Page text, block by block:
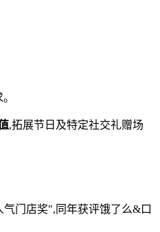
,拓展节日及特定社交礼赠场
门店奖",同年获评饿了么&口